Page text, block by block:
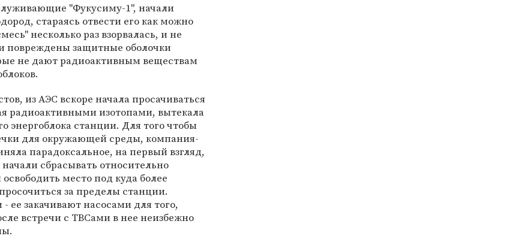
"Фукусиму-1", начали
стараясь отвести его как можно
несколько раз взорвалась, и не
повреждены защитные оболочки
не дают радиоактивным веществам
из АЭС вскоре начала просачиваться
радиоактивными изотопами, вытекала
энергоблока станции. Для того чтобы
для окружающей среды, компания-
парадоксальное, на первый взгляд,
сбрасывать относительно
место под куда более
за пределы станции.
ее закачивают насосами для того,
встречи с ТВСами в нее неизбежно